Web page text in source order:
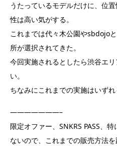
うたっているモデルだけに、位
性は高い気がする。
これまでは代々木公園やsbdojo
所が選択されてきた。
今回実施されるとしたら渋谷エ
い。
ちなみにこれまでの実施はいずれ
———————–
限定オファー、SNKRS PASS、
ないので、これまでの販売方法を